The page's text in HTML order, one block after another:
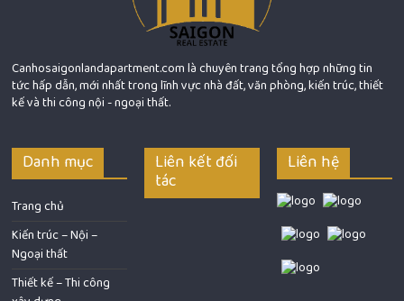
Canhosaigonlandapartment.com là chuyên trang tổng hợp những tin
tức hấp dẫn, mới nhất trong lĩnh vực nhà đất, văn phòng, kiến trúc, thiết
kế và thi công nội - ngoại thất.
Danh mục
Trang chủ
Kiến trúc – Nội –
Ngoại thất
Thiết kế – Thi công
Liên kết đối
tác
Liên hệ